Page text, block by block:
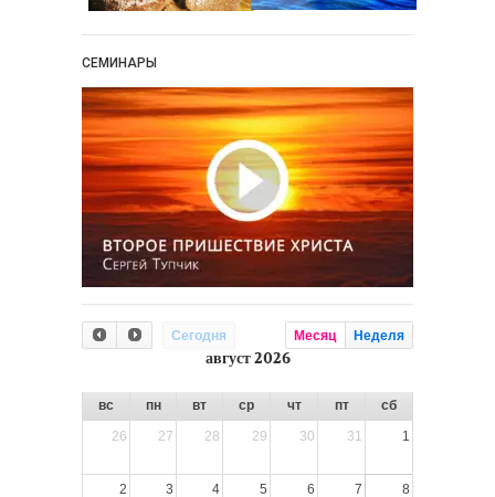
СЕМИНАРЫ
Сегодня Месяц Неделя
август 2026
вс пн вт ср чт пт
сб
26
27 28 29 30 31 1
2 3 4 5 6 7 8